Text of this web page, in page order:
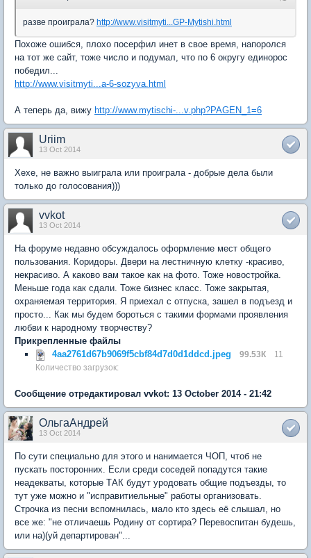
разве проиграла? http://www.visitmyti...GP-Mytishi.html
Похоже ошибся, плохо посерфил инет в свое время, напоролся
на тот же сайт, тоже число и подумал, что по 6 округу единорос
победил...
http://www.visitmyti...a-6-sozyva.html
А теперь да, вижу http://www.mytischi-...v.php?PAGEN_1=6
Uriim
13 Oct 2014
Хехе, не важно выиграла или проиграла - добрые дела были
только до голосования)))
vvkot
13 Oct 2014
На форуме недавно обсуждалось оформление мест общего
пользования. Коридоры. Двери на лестничную клетку -красиво,
некрасиво. А каково вам такое как на фото. Тоже новостройка.
Меньше года как сдали. Тоже бизнес класс. Тоже закрытая,
охраняемая территория. Я приехал с отпуска, зашел в подъезд и
просто... Как мы будем бороться с такими формами проявления
любви к народному творчеству?
Прикрепленные файлы
4aa2761d67b9069f5cbf84d7d0d1ddcd.jpeg
99.53К
11
Количество загрузок:
Сообщение отредактировал vvkot: 13 October 2014 - 21:42
ОльгаАндрей
13 Oct 2014
По сути специально для этого и нанимается ЧОП, чтоб не
пускать посторонних. Если среди соседей попадутся такие
неадекваты, которые ТАК будут уродовать общие подъезды, то
тут уже можно и "исправитиельные" работы организовать.
Строчка из песни вспомнилась, мало кто здесь её слышал, но
все же: "не отличаешь Родину от сортира? Перевоспитан будешь,
или на)(уй департирован"...